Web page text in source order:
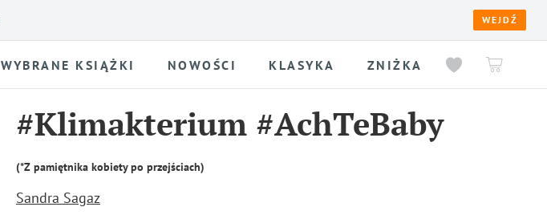
WEJDŹ
WYBRANE KSIĄŻKI NOWOŚCI KLASYKA ZNIŻKA
#Klimakterium #AchTeBaby
(*Z pamiętnika kobiety po przejściach)
Sandra Sagaz